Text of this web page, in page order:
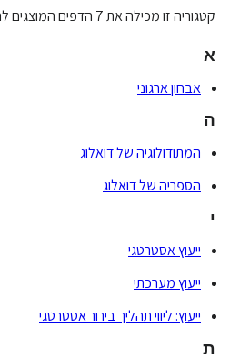
קטגוריה זו מכילה את 7 הדפים המוצגים להלן, ומכילה בסך־הכול 7 דפים.
א
אבחון ארגוני
ה
המתודולוגיה של דואלוג
הספריה של דואלוג
י
ייעוץ אסטרטגי
ייעוץ מערכתי
ייעוץ: ליווי תהליך בירור אסטרטגי
ת